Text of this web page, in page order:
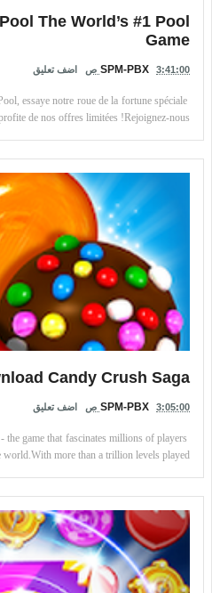
The World’s #1 Pool
Game
SPM-PBX 3:41:00 ص اضف تعليق
essaye notre roue de la fortune spéciale
de nos offres limitées !Rejoignez-nous...
Candy Crush Saga
SPM-PBX 3:05:00 ص اضف تعليق
the game that fascinates millions of players
world.With more than a trillion levels played,...